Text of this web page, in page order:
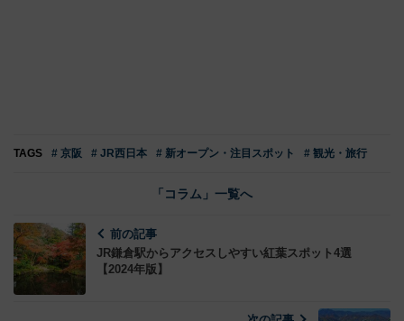
TAGS # 京阪 # JR西日本 # 新オープン・注目スポット # 観光・旅行
「コラム」一覧へ
前の記事
JR鎌倉駅からアクセスしやすい紅葉スポット4選
【2024年版】